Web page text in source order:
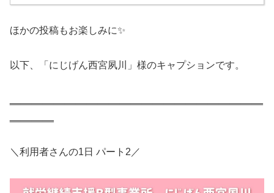
ほかの投稿もお楽しみに✨
以下、「にじげん西宮夙川」様のキャプションです。
＼利用者さんの1日 パート2／